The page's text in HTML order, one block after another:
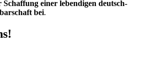
einer lebendigen deutsch-
bei.